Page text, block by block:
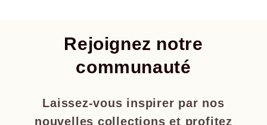
Rejoignez notre
communauté
Laissez-vous inspirer par nos
nouvelles collections et profitez